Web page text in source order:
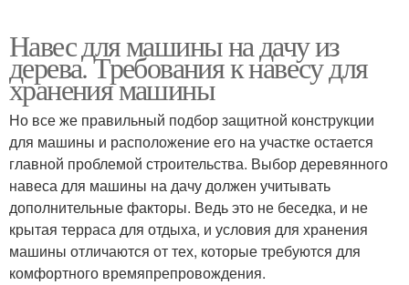
Навес для машины на дачу из
дерева. Требования к навесу для
хранения машины
Но все же правильный подбор защитной конструкции
для машины и расположение его на участке остается
главной проблемой строительства. Выбор деревянного
навеса для машины на дачу должен учитывать
дополнительные факторы. Ведь это не беседка, и не
крытая терраса для отдыха, и условия для хранения
машины отличаются от тех, которые требуются для
комфортного времяпрепровождения.